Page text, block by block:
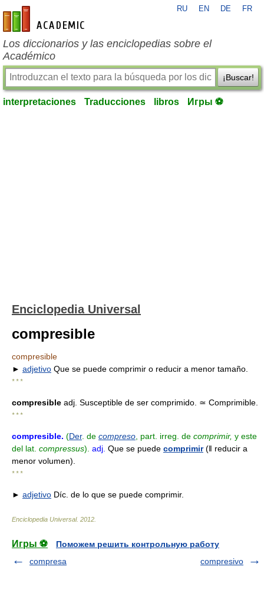
es-academic.com
RU EN DE FR
Los diccionarios y las enciclopedias sobre el
Académico
¡Buscar!
interpretaciones Traducciones libros Игры ⚽
Enciclopedia Universal
compresible
compresible
► adjetivo Que se puede comprimir o reducir a menor tamaño.
* * *
compresible adj. Susceptible de ser comprimido. ≃ Comprimible.
* * *
compresible. (Der. de compreso , part. irreg. de comprimir, y este
del lat. compressus). adj. Que se puede comprimir(ǁ reducir a
menor volumen).
* * *
► adjetivo Díc. de lo que se puede comprimir.
Enciclopedia Universal. 2012
Игры ⚽
Поможем решить контрольную работу
compresa
compresivo